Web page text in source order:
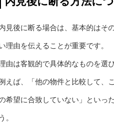
見後に断る場合は、基本的はそ
理由を伝えることが重要です。
由は客観的で具体的なものを選び
えば、「他の物件と比較して、
希望に合致していない」といっ
う。